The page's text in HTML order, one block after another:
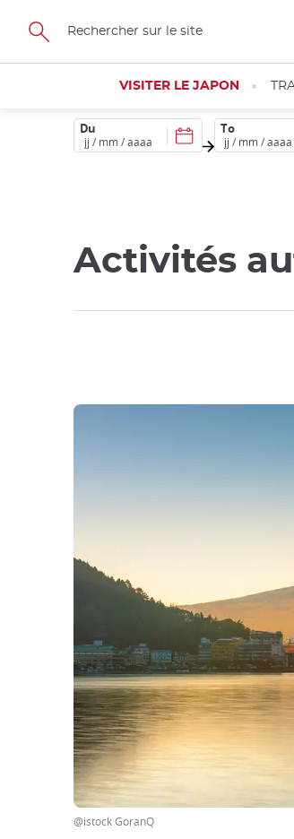
Skip
main
VISITER LE JAPON
Du To
Activités
@istock GoranQ